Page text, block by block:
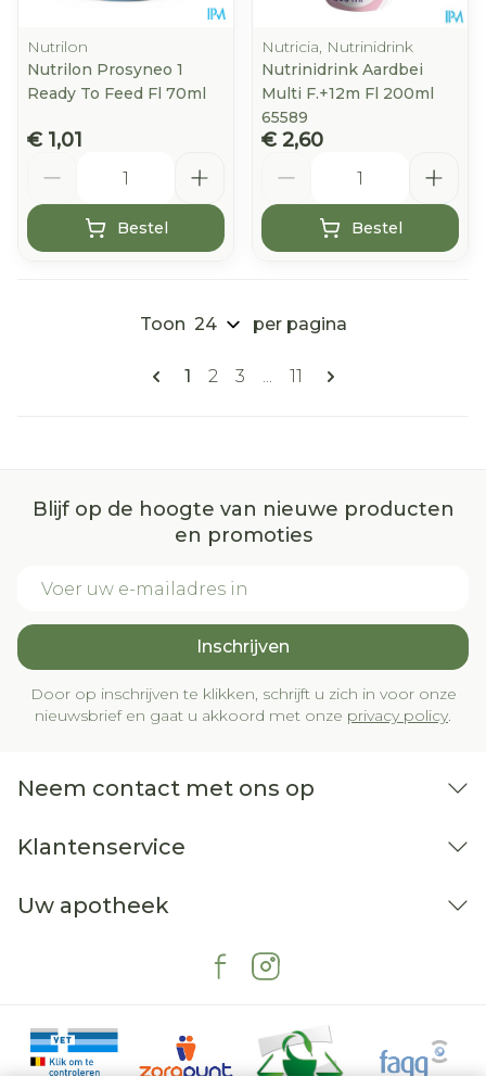
Nutrilon
Nutrilon Prosyneo 1
Ready To Feed Fl 70ml
€ 1,01
Bestel
Nutricia, Nutrinidrink
Nutrinidrink Aardbei
Multi F.+12m Fl 200ml
65589
€ 2,60
Bestel
Pagina's
U lees momenteel pagina
1 Pagina
2 Pagina
3 ... Pagina
11
Toon per pagina
Blijf op de hoogte van nieuwe producten
en promoties
Inschrijven
Door op inschrijven te klikken, schrijft u zich in voor onze
nieuwsbrief en gaat u akkoord met onze privacy policy.
Neem contact met ons op
Klantenservice
Uw apotheek